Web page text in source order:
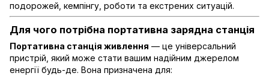
подорожей, кемпінгу, роботи та екстрених ситуацій.
Для чого потрібна портативна зарядна станція
Портативна станція живлення — це універсальний
пристрій, який може стати вашим надійним джерелом
енергії будь-де. Вона призначена для: